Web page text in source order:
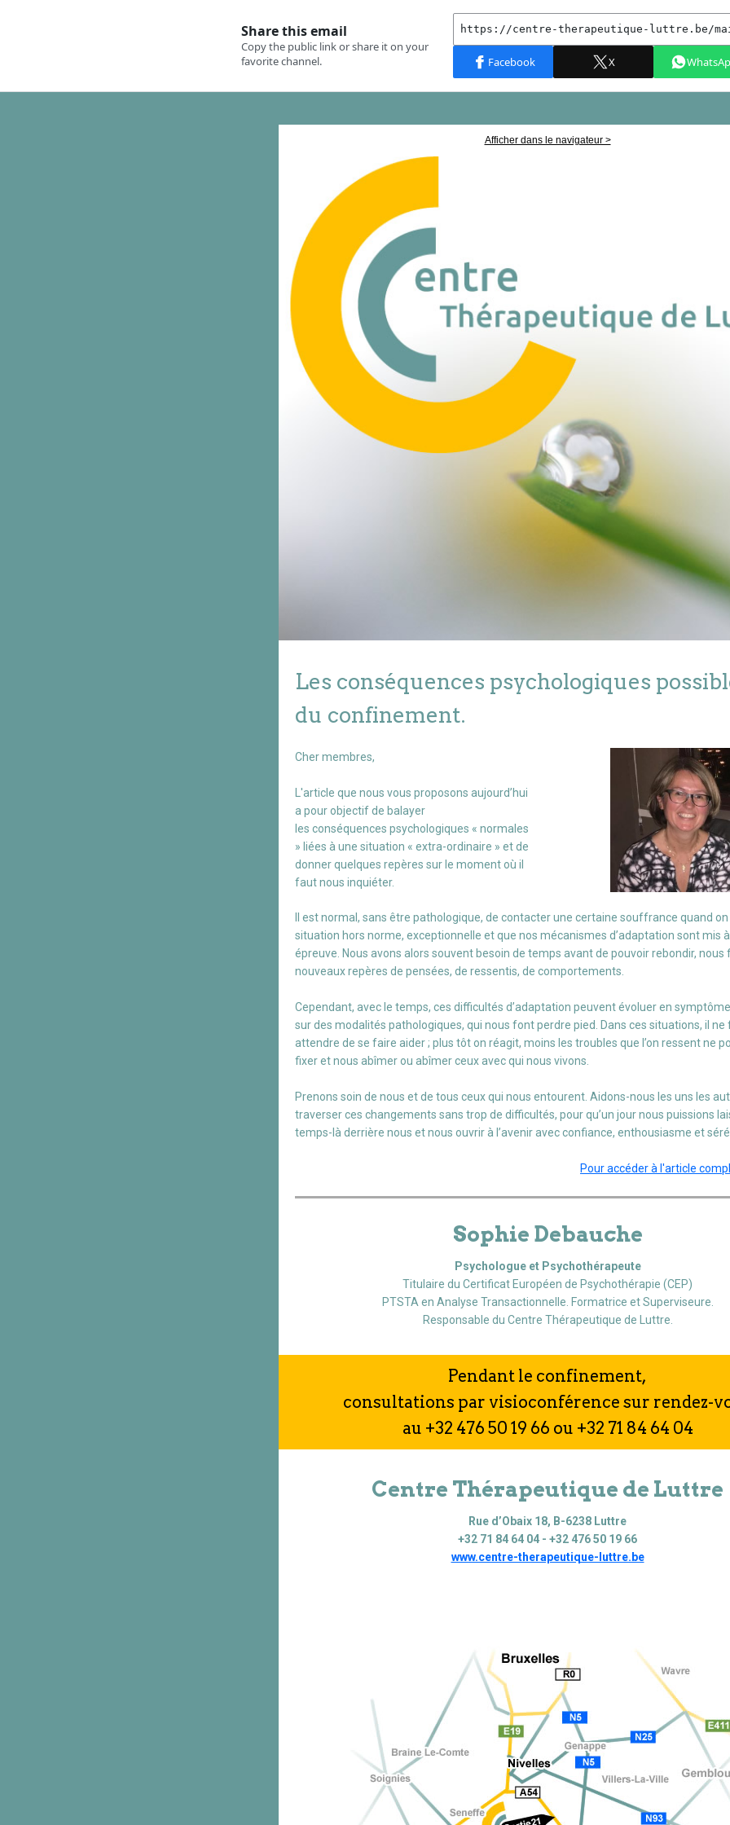
Afficher dans le navigateur >
Les conséquences psychologiques
du confinement.
Cher membres,
L'article que nous vous proposons aujourd’hui
a pour objectif de balayer
les conséquences psychologiques « normales
» liées à une situation « extra-ordinaire » et de
donner quelques repères sur le moment où il
faut nous inquiéter.
Il est normal, sans être pathologique, de contacter une certaine souffrance quand
situation hors norme, exceptionnelle et que nos mécanismes d’adaptation sont mis
épreuve. Nous avons alors souvent besoin de temps avant de pouvoir rebondir, nous
nouveaux repères de pensées, de ressentis, de comportements.
Cependant, avec le temps, ces difficultés d’adaptation peuvent évoluer en
sur des modalités pathologiques, qui nous font perdre pied. Dans ces situations, il ne
attendre de se faire aider ; plus tôt on réagit, moins les troubles que l’on ressent ne
fixer et nous abîmer ou abîmer ceux avec qui nous vivons.
Prenons soin de nous et de tous ceux qui nous entourent. Aidons-nous les uns les
traverser ces changements sans trop de difficultés, pour qu’un jour nous puissions
temps-là derrière nous et nous ouvrir à l’avenir avec confiance, enthousiasme et
Pour accéder à l'article
Sophie Debauche
Psychologue et Psychothérapeute
Titulaire du Certificat Européen de Psychothérapie (CEP)
PTSTA en Analyse Transactionnelle. Formatrice et Superviseure.
Responsable du Centre Thérapeutique de Luttre.
Pendant le confinement,
consultations par visioconférence sur rendez-
au +32 476 50 19 66 ou +32 71 84 64 04
Centre Thérapeutique de Luttre
Rue d’Obaix 18, B-6238 Luttre
+32 71 84 64 04 - +32 476 50 19 66
www.centre-therapeutique-luttre.be